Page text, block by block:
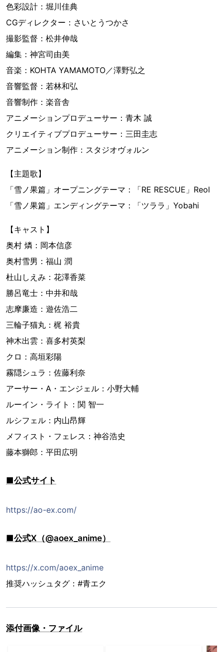
色彩設計：堀川佳典
CGディレクター：さいとうつかさ
撮影監督：松井伸哉
編集：神宮司由美
音楽：KOHTA YAMAMOTO／澤野弘之
音響監督：若林和弘
音響制作：楽音舎
アニメーションプロデューサー：青木 誠
クリエイティブプロデューサー：三田圭志
アニメーション制作：スタジオヴォルン
【主題歌】
「雪ノ果篇」オープニングテーマ：「RE RESCUE」Reol
「雪ノ果篇」エンディングテーマ：「ツララ」Yobahi
【キャスト】
奥村 燐：岡本信彦
奥村雪男：福山 潤
杜山しえみ：花澤香菜
勝呂竜士：中井和哉
志摩廉造：遊佐浩二
三輪子猫丸：梶 裕貴
神木出雲：喜多村英梨
クロ：高垣彩陽
霧隠シュラ：佐藤利奈
アーサー・A・エンジェル：小野大輔
ルーイン・ライト：関 智一
ルシフェル：内山昂輝
メフィスト・フェレス：神谷浩史
藤本獅郎：平田広明
■公式サイト
https://ao-ex.com/
■公式X（@aoex_anime）
https://x.com/aoex_anime
推奨ハッシュタグ：#青エク
添付画像・ファイル